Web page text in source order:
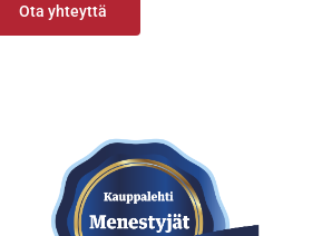
Ota yhteyttä